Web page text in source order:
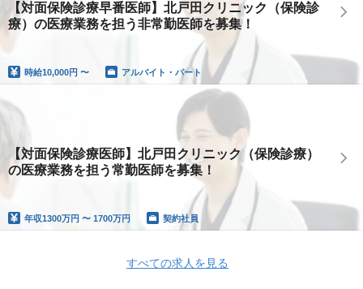
【対面保険診療早番医師】北戸田クリニック（保険診
療）の医療業務を担う非常勤医師を募集！
時給10,000円 〜 アルバイト・パート
【対面保険診療医師】北戸田クリニック（保険診療）
の医療業務を担う常勤医師を募集！
年収1300万円 〜 1700万円 契約社員
すべての求人を見る